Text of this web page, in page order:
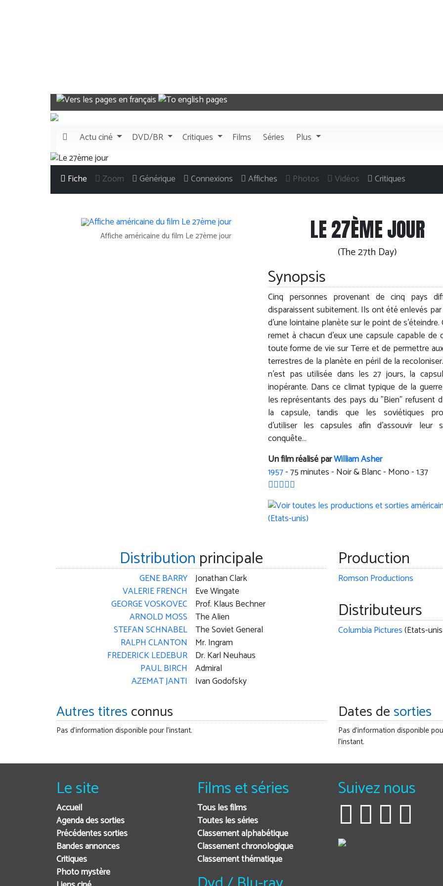
Actuciné DVD/BR Critiques Films Séries Plus
Fiche Zoom Générique Connexions Affiches Photos Vidéos Critiques
Affiche américaine du film Le 27ème jour LE 27ÈME JOUR
(The 27th Day)
Synopsis
Cinq personnes provenant de cinq pays
disparaissent subitement. Ils ont été enlevés
d'une lointaine planète sur le point de s'éteindre.
remet à chacun d'eux une capsule capable de
toute forme de vie sur Terre et de permettre
terrestres de la planète en péril de la
n'est pas utilisée dans les 27 jours, la
inopérante. Dans ce climat typique de la
les représentants des pays du "Bien" refusent
la capsule, tandis que les soviétiques
d'utiliser les capsules afin d'assouvir leur
conquête…
Un film réalisé parWilliam Asher
1957-75minutes - Noir & Blanc - Mono - 1.37
Distribution principale
GENE BARRY
VALERIE FRENCH
GEORGE VOSKOVEC
ARNOLD MOSS
STEFAN SCHNABEL
RALPH CLANTON
FREDERICK LEDEBUR
PAUL BIRCH
AZEMAT JANTI
Jonathan Clark
Eve Wingate
Prof. Klaus Bechner
The Alien
The Soviet General
Mr. Ingram
Dr. Karl Neuhaus
Admiral
Ivan Godofsky
Production
Romson Productions
Distributeurs
Columbia Pictures(Etats-
Autres titresconnus
Pas d'information disponible pour l'instant.
Dates desorties
Pas d'information disponible
l'instant.
Le site
Accueil
Agenda des sorties
Précédentes sorties
Bandes annonces
Critiques
Photo mystère
Films et séries
Tous les films
Toutes les séries
Classement alphabétique
Classement chronologique
Classement thématique
Suivez nous